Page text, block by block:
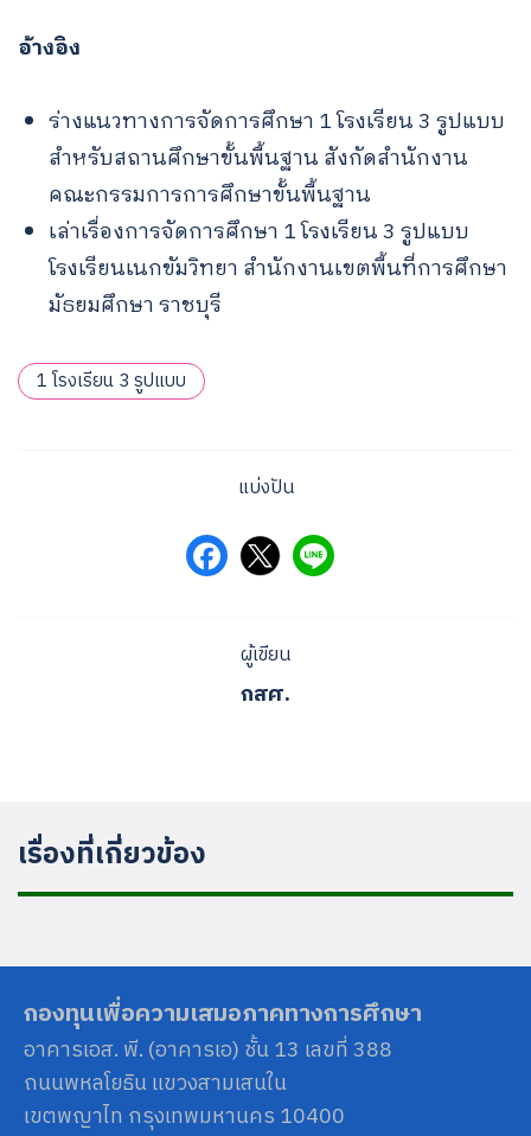
อ้างอิง
ร่างแนวทางการจัดการศึกษา 1 โรงเรียน 3 รูปแบบ
สำหรับสถานศึกษาขั้นพื้นฐาน สังกัดสำนักงาน
คณะกรรมการการศึกษาขั้นพื้นฐาน
เล่าเรื่องการจัดการศึกษา 1 โรงเรียน 3 รูปแบบ
โรงเรียนเนกขัมวิทยา สำนักงานเขตพื้นที่การศึกษา
มัธยมศึกษา ราชบุรี
1 โรงเรียน 3 รูปแบบ
แบ่งปัน
ผู้เขียน
กสศ.
เรื่องที่เกี่ยวข้อง
กองทุนเพื่อความเสมอภาคทางการศึกษา
อาคารเอส. พี. (อาคารเอ) ชั้น 13 เลขที่ 388
ถนนพหลโยธิน แขวงสามเสนใน
เขตพญาไท กรุงเทพมหานคร 10400